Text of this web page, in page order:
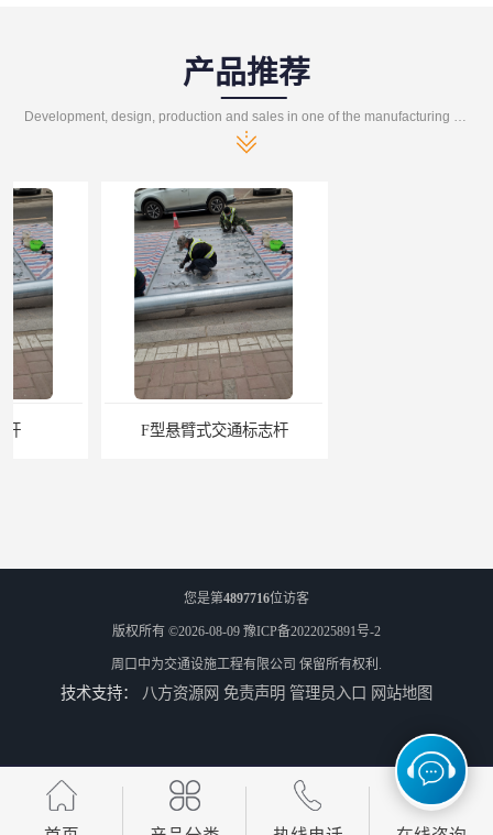
产品推荐
F型悬臂式交通标志杆
您是第4897716位访客
版权所有 ©2026-08-09 豫ICP备2022025891号-2
周口中为交通设施工程有限公司 保留所有权利.
技术支持： 八方资源网 免责声明 管理员入口 网站地图